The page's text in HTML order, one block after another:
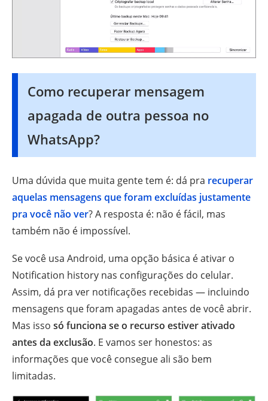
Como recuperar mensagem
apagada de outra pessoa no
WhatsApp?
Uma dúvida que muita gente tem é: dá pra recuperar
aquelas mensagens que foram excluídas justamente
pra você não ver? A resposta é: não é fácil, mas
também não é impossível.
Se você usa Android, uma opção básica é ativar o
Notification history nas configurações do celular.
Assim, dá pra ver notificações recebidas — incluindo
mensagens que foram apagadas antes de você abrir.
Mas isso só funciona se o recurso estiver ativado
antes da exclusão. E vamos ser honestos: as
informações que você consegue ali são bem
limitadas.